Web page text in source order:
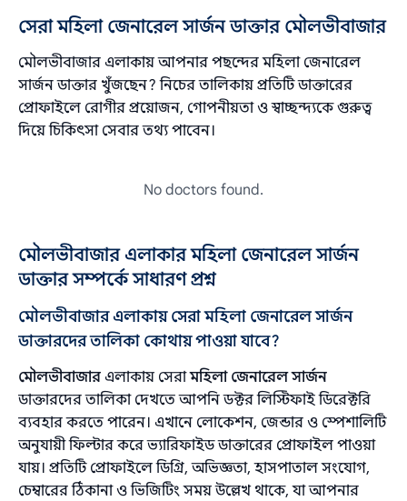
সেরা মহিলা জেনারেল সার্জন ডাক্তার মৌলভীবাজার
মৌলভীবাজার এলাকায় আপনার পছন্দের মহিলা জেনারেল
সার্জন ডাক্তার খুঁজছেন? নিচের তালিকায় প্রতিটি ডাক্তারের
প্রোফাইলে রোগীর প্রয়োজন, গোপনীয়তা ও স্বাচ্ছন্দ্যকে গুরুত্ব
দিয়ে চিকিৎসা সেবার তথ্য পাবেন।
No doctors found.
মৌলভীবাজার এলাকার মহিলা জেনারেল সার্জন
ডাক্তার সম্পর্কে সাধারণ প্রশ্ন
মৌলভীবাজার এলাকায় সেরা মহিলা জেনারেল সার্জন
ডাক্তারদের তালিকা কোথায় পাওয়া যাবে?
মৌলভীবাজার এলাকায় সেরামহিলা জেনারেল সার্জন
ডাক্তারদের তালিকা দেখতে আপনি ডক্টর লিস্টিফাই ডিরেক্টরি
ব্যবহার করতে পারেন। এখানে লোকেশন, জেন্ডার ও স্পেশালিটি
অনুযায়ী ফিল্টার করে ভ্যারিফাইড ডাক্তারের প্রোফাইল পাওয়া
যায়। প্রতিটি প্রোফাইলে ডিগ্রি, অভিজ্ঞতা, হাসপাতাল সংযোগ,
চেম্বারের ঠিকানা ও ভিজিটিং সময় উল্লেখ থাকে, যা আপনার